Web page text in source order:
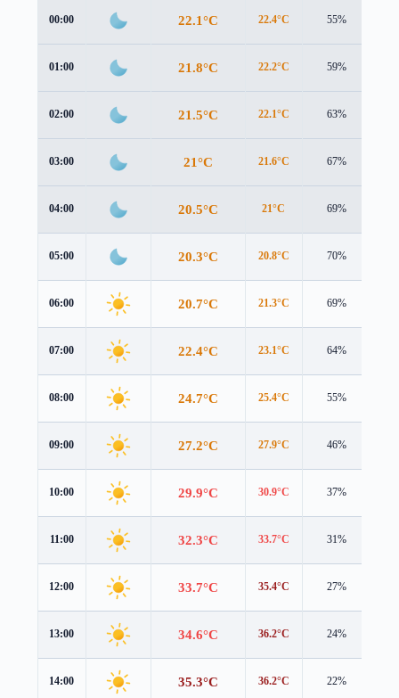
00:00 22.1°C 22.4°C 55%
01:00 21.8°C 22.2°C 59%
02:00 21.5°C 22.1°C 63%
03:00 21°C 21.6°C 67%
04:00 20.5°C 21°C 69%
05:00 20.3°C 20.8°C 70%
06:00 20.7°C 21.3°C 69%
07:00 22.4°C 23.1°C 64%
08:00 24.7°C 25.4°C 55%
09:00 27.2°C 27.9°C 46%
10:00 29.9°C 30.9°C 37%
11:00 32.3°C 33.7°C 31%
12:00 33.7°C 35.4°C 27%
13:00 34.6°C 36.2°C 24%
14:00 35.3°C 36.2°C 22%